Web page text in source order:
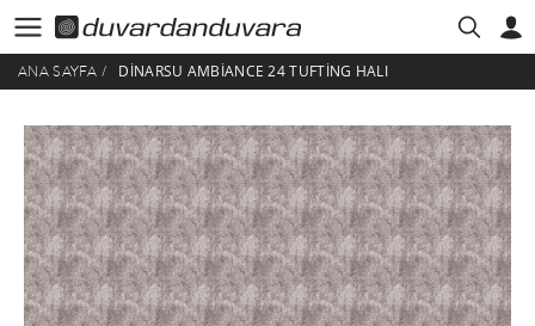
HESABIM ÜYE GIRIŞI
ANA SAYFA / DINARSU AMBIANCE 24 TUFTING HALI